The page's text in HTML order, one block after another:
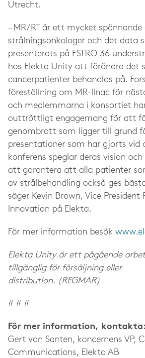
Utrecht.
– MR/RT är ett mycket
strålningsonkologer och det data
presenterats på ESTRO 36
hos Elekta Unity att förändra det
cancerpatienter behandlas på.
föreställning om MR-linac för
och medlemmarna i konsortiet
outtröttligt engagemang för att
genombrott som ligger till grund
presentationer som har gjorts vid
konferens speglar deras vision
att garantera att alla patienter
av strålbehandling också ges
säger Kevin Brown, Vice President
Innovation på Elekta.
För mer information besök
Elekta Unity är ett pågående
tillgänglig för försäljning eller
distribution. (REGMAR)
# # #
För mer information, kontakta:
Gert van Santen, koncernens VP,
Communications, Elekta AB